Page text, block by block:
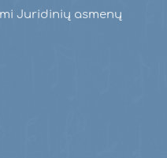
Juridinių asmenų